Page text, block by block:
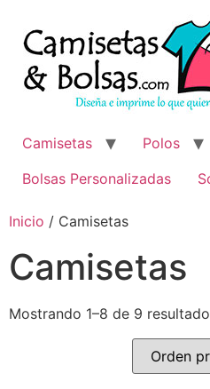
contenido
Camisetas
Polos
Bolsas Personalizadas
Inicio / Camisetas
Camisetas
Mostrando 1–8 de 9